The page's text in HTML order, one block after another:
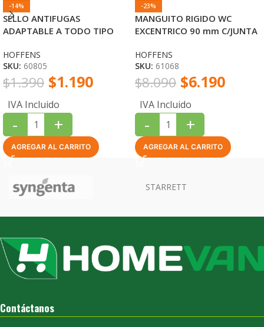
-14%
SELLO ANTIFUGAS
ADAPTABLE A TODO TIPO
HOFFENS
SKU: 60805
$1.390 $1.190
IVA Incluido
- +
AGREGAR AL CARRITO
-23%
MANGUITO RIGIDO WC
EXCENTRICO 90 mm C/JUNTA
HOFFENS
SKU: 61068
$8.090 $6.190
IVA Incluido
- +
AGREGAR AL CARRITO
Contáctanos